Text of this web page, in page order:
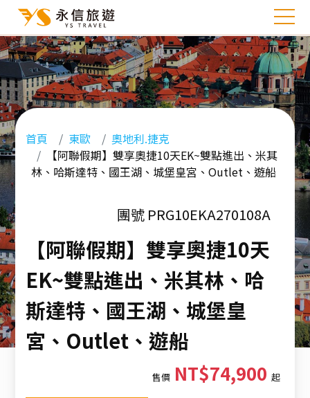
首頁 東歐
奧地利.捷克
【阿聯假期】雙享奧捷10天EK~雙點進出、米其
林、哈斯達特、國王湖、城堡皇宮、Outlet、遊船
團號 PRG10EKA270108A
【阿聯假期】雙享奧捷10天
EK~雙點進出、米其林、哈
斯達特、國王湖、城堡皇
宮、Outlet、遊船
售價NT$74,900 起